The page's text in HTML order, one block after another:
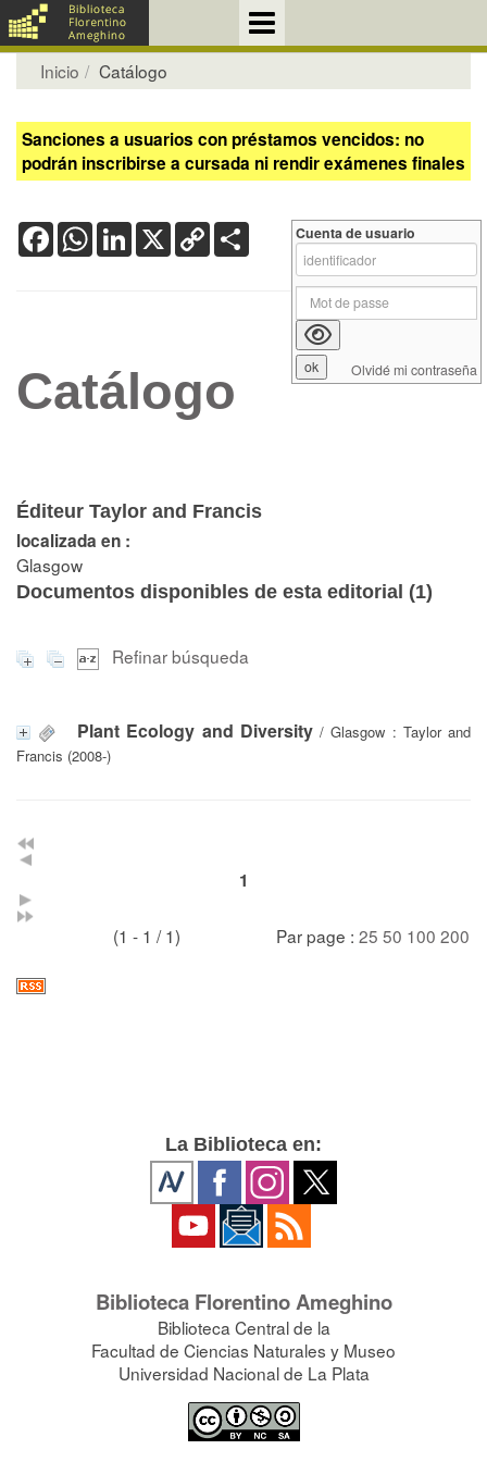
Inicio Catálogo
Sanciones a usuarios con préstamos vencidos: no
podrán inscribirse a cursada ni rendir exámenes finales
FacebookWhatsApp
LinkedIn
X Copy
Link
Catálogo
Éditeur Taylor and Francis
localizada en :
Glasgow
Documentos disponibles de esta editorial (1)
Refinar búsqueda
Plant Ecology and Diversity/ Glasgow : Taylor and
Francis (2008-)
1
(1 - 1 / 1) Par page : 25 50 100 200
Cuenta de usuario
Olvidé mi contraseña
La Biblioteca en:
Biblioteca Florentino Ameghino
Biblioteca Central de la
Facultad de Ciencias Naturales y Museo
Universidad Nacional de La Plata